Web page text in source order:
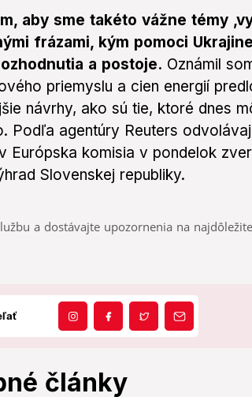
aby sme takéto vážne témy
frázami, kým pomoci
a postoje. Oznámil
priemyslu a cien energií
návrhy, ako sú tie, ktoré dnes
Podľa agentúry Reuters
Európska komisia v pondelok
Slovenskej republiky.
a dostávajte upozornenia na
články